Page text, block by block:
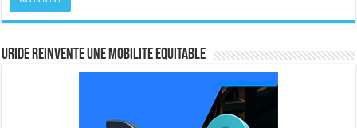
URIDE REINVENTE UNE MOBILITE EQUITABLE